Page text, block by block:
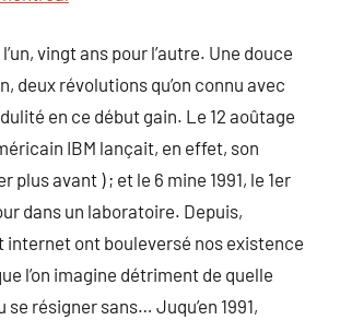
vingt ans pour l’autre. Une douce
deux révolutions qu’on connu avec
en ce début gain. Le 12 aoûtage
IBM lançait, en effet, son
plus avant ) ; et le 6 mine 1991, le 1er
dans un laboratoire. Depuis,
internet ont bouleversé nos existence
l’on imagine détriment de quelle
se résigner sans… Juqu’en 1991,